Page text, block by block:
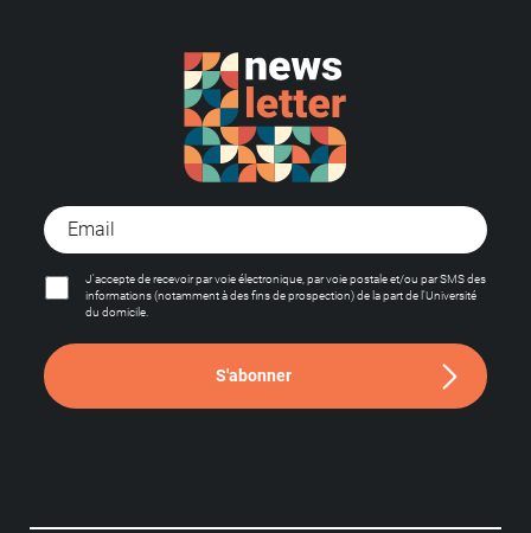
J'accepte de recevoir par voie électronique, par voie postale et/ou par SMS des
informations (notamment à des fins de prospection) de la part de l'Université
du domicile.
S'abonner